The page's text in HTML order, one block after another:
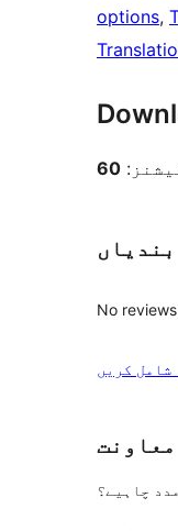
options,
No
شامل کریں
معاونت
چاہیے؟